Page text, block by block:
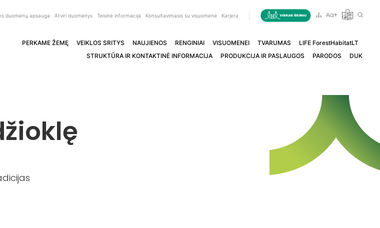
duomenų apsauga Atviri duomenys Teisinė informacija Konsultavimasis su visuomene Karjera
PERKAME ŽEMĘ VEIKLOS SRITYS NAUJIENOS RENGINIAI VISUOMENEI TVARUMAS
LIFE ForestHabitatLT
STRUKTŪRA IR KONTAKTINĖ INFORMACIJA
PRODUKCIJA IR PASLAUGOS PARODOS DUK